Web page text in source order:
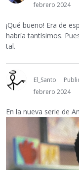
febrero 2024
¡Qué bueno! Era de
habría tantísimos.
tal.
El_Santo
febrero 2024
En la nueva serie de